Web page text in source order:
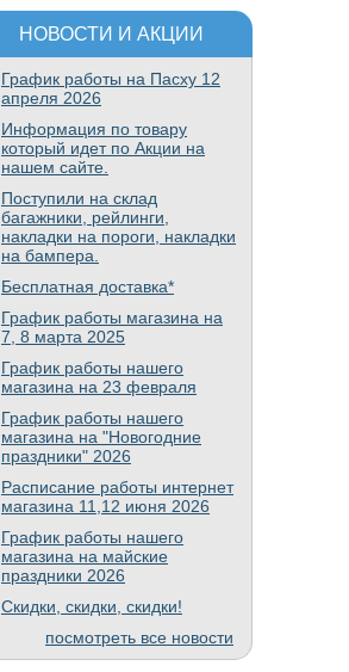
НОВОСТИ И АКЦИИ
График работы на Пасху 12
апреля 2026
Информация по товару
который идет по Акции на
нашем сайте.
Поступили на склад
багажники, рейлинги,
накладки на пороги, накладки
на бампера.
Бесплатная доставка*
График работы магазина на
7, 8 марта 2025
График работы нашего
магазина на 23 февраля
График работы нашего
магазина на "Новогодние
праздники" 2026
Расписание работы интернет
магазина 11,12 июня 2026
График работы нашего
магазина на майские
праздники 2026
Скидки, скидки, скидки!
посмотреть все новости